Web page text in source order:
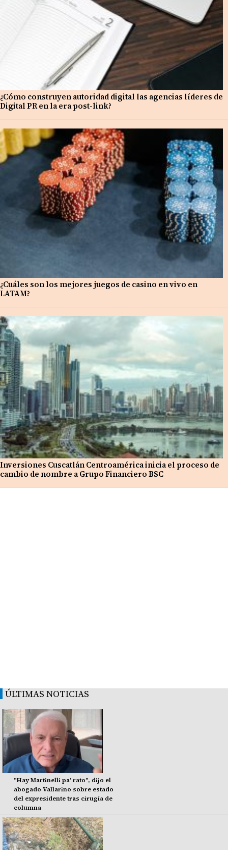
¿Cómo construyen autoridad digital las agencias líderes de
Digital PR en la era post-link?
¿Cuáles son los mejores juegos de casino en vivo en
LATAM?
Inversiones Cuscatlán Centroamérica inicia el proceso de
cambio de nombre a Grupo Financiero BSC
ÚLTIMAS NOTICIAS
"Hay Martinelli pa' rato", dijo el
abogado Vallarino sobre estado
del expresidente tras cirugía de
columna